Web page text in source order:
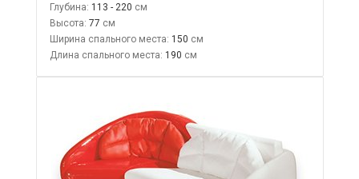
Глубина: 113 - 220
Высота: 77
Ширина спального места: 150
Длина спального места: 190